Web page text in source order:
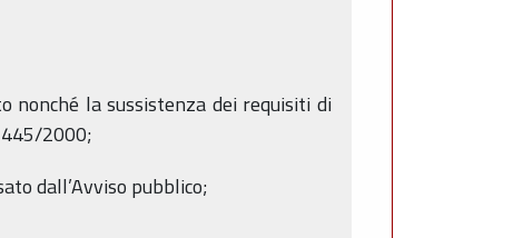
nonché la sussistenza dei requisiti di
445/2000;
dall’Avviso pubblico;